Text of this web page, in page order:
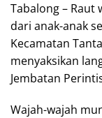
Tabalong – Raut
dari anak-anak
Kecamatan
menyaksikan
Jembatan
Wajah-wajah